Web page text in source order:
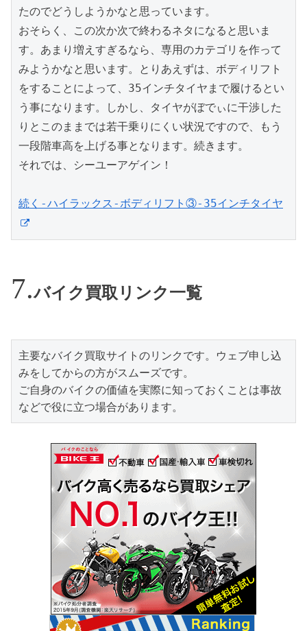
たのでどうしようかなと思っています。
おそらく、この次か次で終わるネタになると思いま
す。あまり増えすぎるなら、専用のカテゴリを作って
みようかなと思います。とりあえずは、ボディリフト
をすることによって、35インチタイヤまで履けるとい
う事になります。しかし、タイヤがぼでぃに干渉した
りとこのままでは若干乗りにくい状況ですので、もう
一段階車高を上げる事となります。続きます。
それでは、シーユーアゲイン！
続く-ハイラックス-ボディリフト③-35インチタイヤ
バイク買取リンク一覧
主要なバイク買取サイトのリンクです。ウェブ申し込
みをしてからの方がスムーズです。
ご自身のバイクの価値を実際に知っておくことは事故
などで役に立つ場合があります。